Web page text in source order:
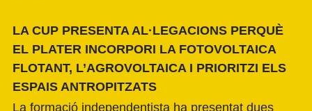
LA CUP PRESENTA AL·LEGACIONS PERQUÈ
EL PLATER INCORPORI LA FOTOVOLTAICA
FLOTANT, L’AGROVOLTAICA I PRIORITZI ELS
ESPAIS ANTROPITZATS
La formació independentista ha presentat dues